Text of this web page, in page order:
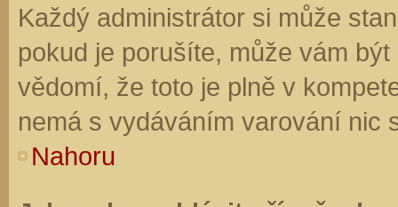
Každý administrátor si může
pokud je porušíte, může vám
vědomí, že toto je plně v
nemá s vydáváním varování nic
Nahoru